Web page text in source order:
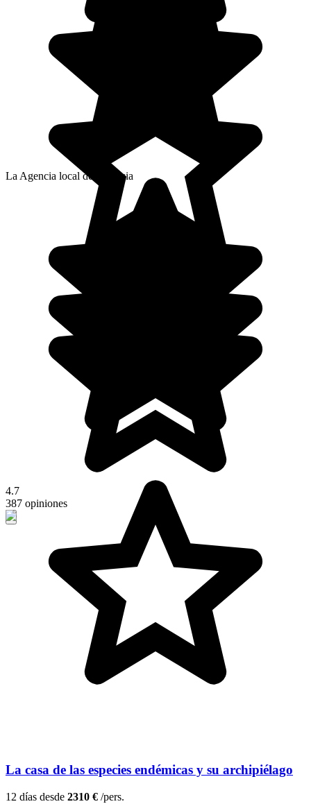
La Agencia local de Nadissia
4.7
387 opiniones
La casa de las especies endémicas y su archipiélago
12 días desde 2310 € /pers.